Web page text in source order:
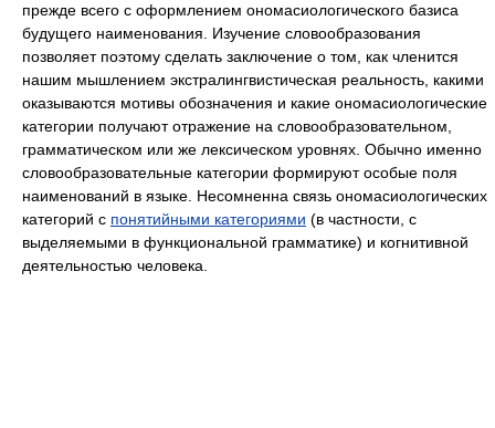
прежде всего с оформлением ономасиологического базиса
будущего наименования. Изучение словообразования
позволяет поэтому сделать заключение о том, как членится
нашим мышлением экстралингвистическая реальность, какими
оказываются мотивы обозначения и какие ономасиологические
категории получают отражение на словообразовательном,
грамматическом или же лексическом уровнях. Обычно именно
словообразовательные категории формируют особые поля
наименований в языке. Несомненна связь ономасиологических
категорий с понятийными категориями (в частности, с
выделяемыми в функциональной грамматике) и когнитивной
деятельностью человека.